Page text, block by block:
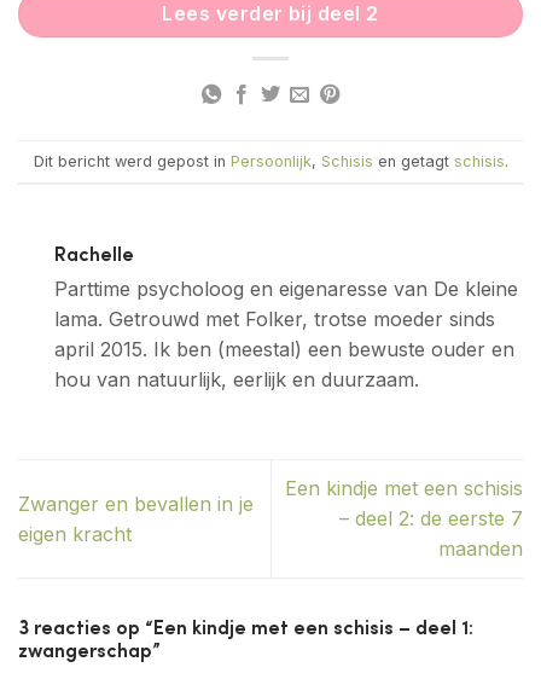
Lees verder bij deel 2
Dit bericht werd gepost in Persoonlijk, Schisis en getagt schisis.
Rachelle
Parttime psycholoog en eigenaresse van De kleine
lama. Getrouwd met Folker, trotse moeder sinds
april 2015. Ik ben (meestal) een bewuste ouder en
hou van natuurlijk, eerlijk en duurzaam.
Zwanger en bevallen in je
eigen kracht
Een kindje met een schisis
– deel 2: de eerste 7
maanden
3 reacties op “Een kindje met een schisis – deel 1:
zwangerschap”